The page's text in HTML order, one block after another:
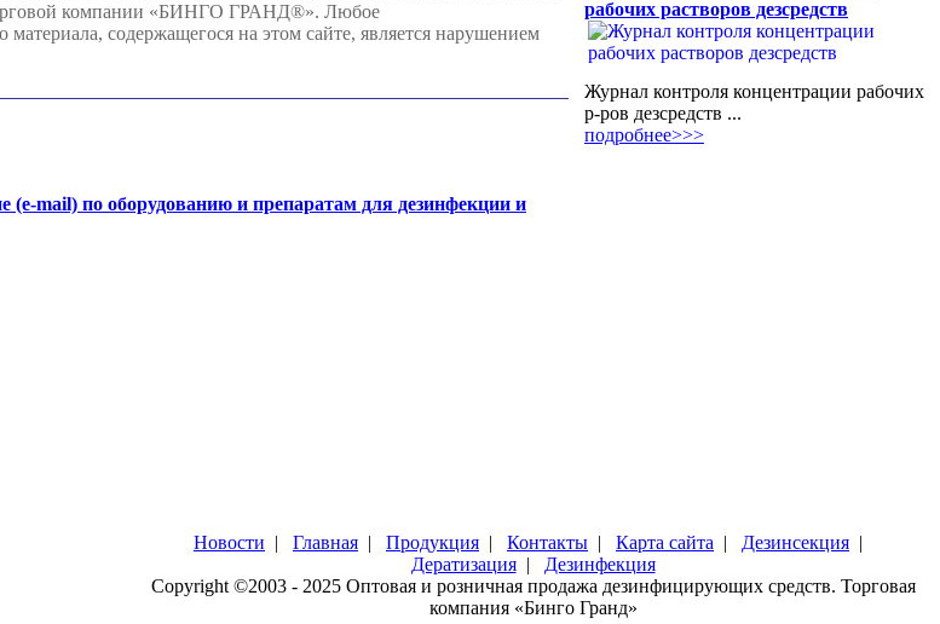
компании «БИНГО ГРАНД®». Любое
содержащегося на этом сайте, является нарушением
(e-mail) по оборудованию и препаратам для дезинфекции и
рабочих растворов дезсредств
Журнал контроля концентрации рабочих
р-ров дезсредств ...
подробнее>>>
Новости | Главная | Продукция | Контакты | Карта сайта | Дезинсекция |
Дератизация| Дезинфекция
Copyright ©2003 - 2025 Оптовая и розничная продажа дезинфицирующих средств. Торговая
компания «Бинго Гранд»